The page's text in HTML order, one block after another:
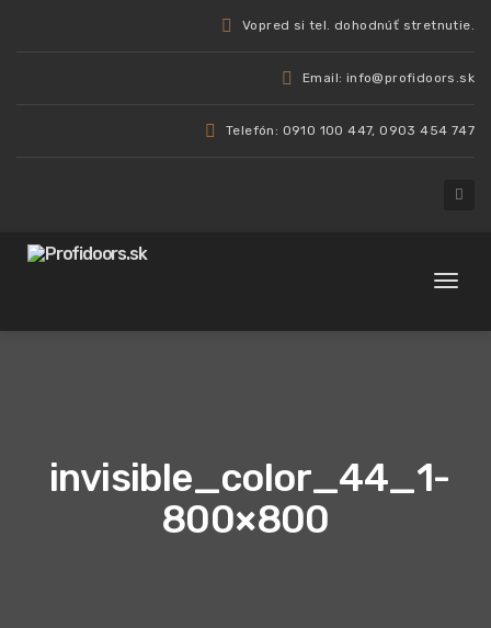
Vopred si tel. dohodnúť stretnutie.
Email: info@profidoors.sk
Telefón: 0910 100 447, 0903 454 747
Toggle
invisible_color_44_1-
800×800